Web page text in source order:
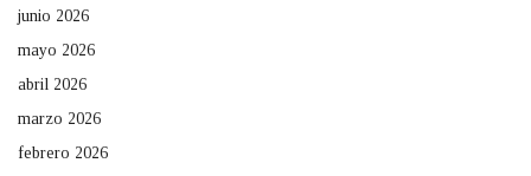
junio 2026
mayo 2026
abril 2026
marzo 2026
febrero 2026